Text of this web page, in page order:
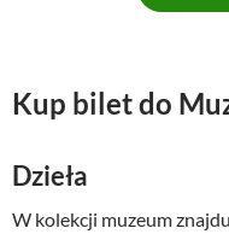
Kup bilet do
Dzieła
W kolekcji muzeum